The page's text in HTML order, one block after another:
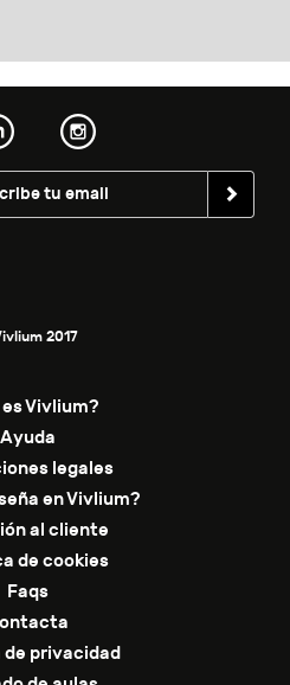
2017
es Vivlium?
Ayuda
legales
en Vivlium?
al cliente
de cookies
Faqs
privacidad